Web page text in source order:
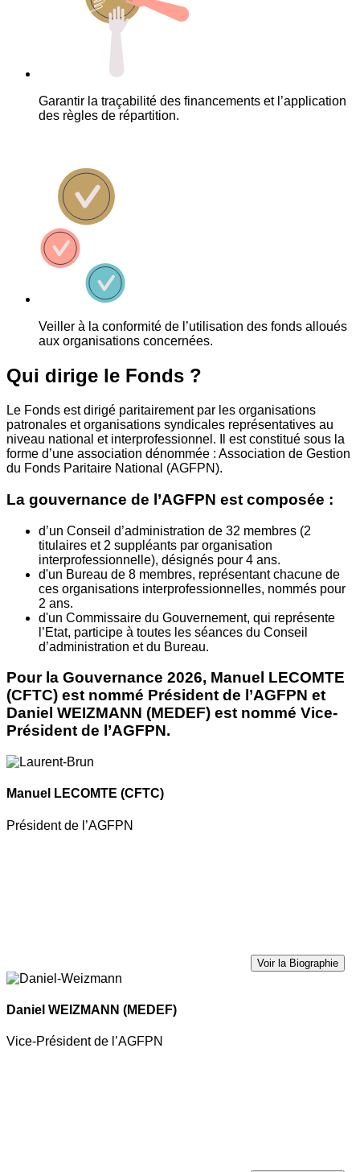
Garantir la traçabilité des financements et l’application
des règles de répartition.
Veiller à la conformité de l’utilisation des fonds alloués
aux organisations concernées.
Qui dirige le Fonds ?
Le Fonds est dirigé paritairement par les organisations
patronales et organisations syndicales représentatives au
niveau national et interprofessionnel. Il est constitué sous la
forme d’une association dénommée : Association de Gestion
du Fonds Paritaire National (AGFPN).
La gouvernance de l’AGFPN est composée :
d’un Conseil d’administration de 32 membres (2
titulaires et 2 suppléants par organisation
interprofessionnelle), désignés pour 4 ans.
d'un Bureau de 8 membres, représentant chacune de
ces organisations interprofessionnelles, nommés pour
2 ans.
d'un Commissaire du Gouvernement, qui représente
l’Etat, participe à toutes les séances du Conseil
d’administration et du Bureau.
Pour la Gouvernance 2026, Manuel LECOMTE
(CFTC) est nommé Président de l’AGFPN et
Daniel WEIZMANN (MEDEF) est nommé Vice-
Président de l’AGFPN.
Manuel LECOMTE (CFTC)
Président de l’AGFPN
Voir la Biographie
Daniel WEIZMANN (MEDEF)
Vice-Président de l’AGFPN